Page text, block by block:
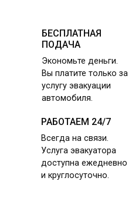
БЕСПЛАТНАЯ
ПОДАЧА
Экономьте деньги.
Вы платите только за
услугу эвакуации
автомобиля.
РАБОТАЕМ 24/7
Всегда на связи.
Услуга эвакуатора
доступна ежедневно
и круглосуточно.